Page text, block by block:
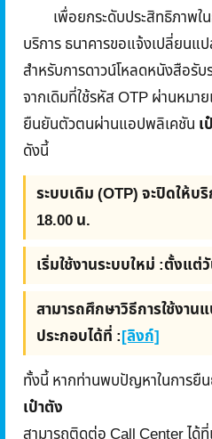
เพื่อยกระดับประสิทธิภาพใ
บริการ ธนาคารขอแจ้งเปลี่ยน
สำหรับการดาวน์โหลดหนังสือรั
จากเดิมที่ใช้รหัส OTP ผ่านหมา
ยืนยันตัวตนผ่านแอปพลิเคชัน เ
ดังนี้
ระบบเดิม (OTP) จะปิดให้บริ
18.00 น.
เริ่มใช้งานระบบใหม่ :ตั้งแต่
สามารถศึกษาวิธีการใช้งา
ประกอบได้ที่ :[ลิงก์]
ทั้งนี้ หากท่านพบปัญหาในการ
เป๋าตัง
สามารถติดต่อ Call Center ได้ที่